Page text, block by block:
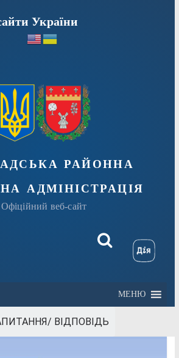
України
районна
адміністрація
Офіційний веб-сайт
МЕНЮ
ВІДПОВІДЬ